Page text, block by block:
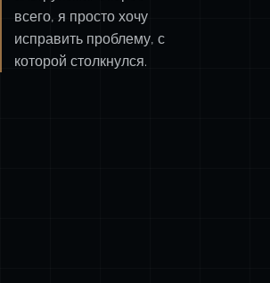
всего, я просто хочу
исправить проблему, с
которой столкнулся.